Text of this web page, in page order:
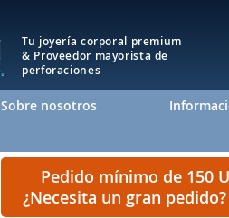
Tu joyería corporal premium
& Proveedor mayorista de
perforaciones
Sobre nosotros
Pedido mínimo de 150
¿Necesita un gran